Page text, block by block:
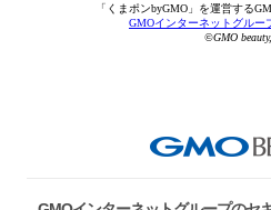
「くまポンbyGMO」を運営する
GMOインターネットグルー
©GMO